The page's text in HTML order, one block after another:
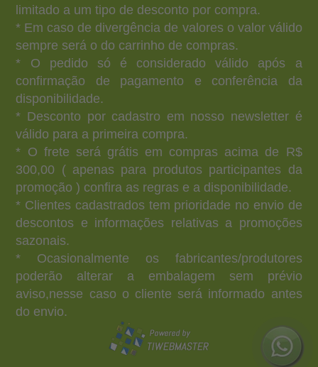
limitado a um tipo de desconto por compra.
* Em caso de divergência de valores o valor válido
sempre será o do carrinho de compras.
* O pedido só é considerado válido após a
confirmação de pagamento e conferência da
disponibilidade.
* Desconto por cadastro em nosso newsletter é
válido para a primeira compra.
* O frete será grátis em compras acima de R$
300,00 ( apenas para produtos participantes da
promoção ) confira as regras e a disponibilidade.
* Clientes cadastrados tem prioridade no envio de
descontos e informações relativas a promoções
sazonais.
* Ocasionalmente os fabricantes/produtores
poderão alterar a embalagem sem prévio
aviso,nesse caso o cliente será informado antes
do envio.